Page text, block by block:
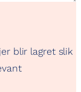
blir lagret slik